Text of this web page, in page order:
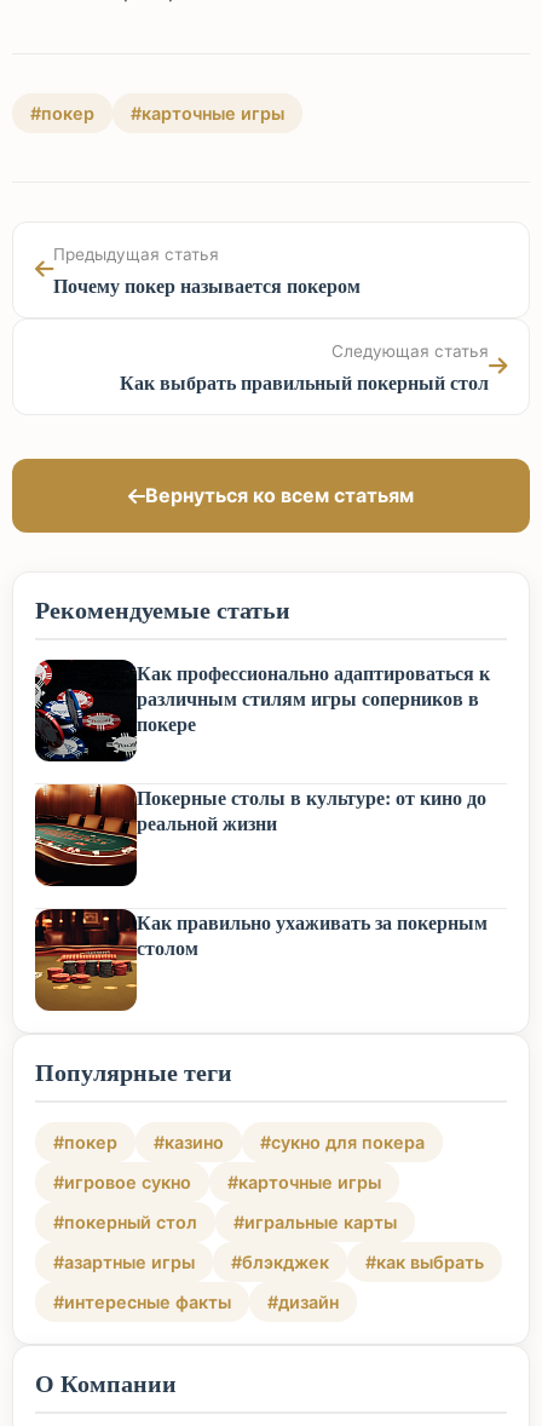
#покер #карточные игры
Предыдущая статья
Почему покер называется покером
Следующая статья
Как выбрать правильный покерный стол
Вернуться ко всем статьям
Рекомендуемые статьи
Как профессионально адаптироваться к
различным стилям игры соперников в
покере
Покерные столы в культуре: от кино до
реальной жизни
Как правильно ухаживать за покерным
столом
Популярные теги
#покер #казино
#сукно для покера
#игровое сукно
#карточные игры
#покерный стол
#игральные карты
#азартные игры
#блэкджек
#как выбрать
#интересные факты
#дизайн
О Компании